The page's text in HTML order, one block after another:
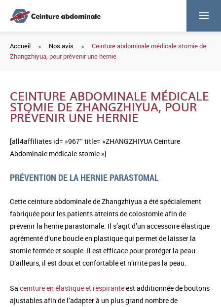
Accueil Nos avis
Ceinture abdominale médicale stomie de
Zhangzhiyua, pour prévenir une hernie
CEINTURE ABDOMINALE MÉDICALE
STOMIE DE ZHANGZHIYUA, POUR
PRÉVENIR UNE HERNIE
[all4affiliates id= »967″ title= »ZHANGZHIYUA Ceinture
Abdominale médicale stomie »]
PRÉVENTION DE LA HERNIE PARASTOMAL
Cette ceinture abdominale de Zhangzhiyua a été spécialement
fabriquée pour les patients atteints de colostomie afin de
prévenir la hernie parastomale. Il s’agit d’un accessoire élastique
agrémenté d’une boucle en plastique qui permet de laisser la
stomie fermée et souple. Il est efficace pour protéger la peau.
D’ailleurs, il est doux et confortable et n’irrite pas la peau.
Sa ceinture en élastique et respiranteest additionnée de boutons
ajustables afin de l’adapter à un plus grand nombre de